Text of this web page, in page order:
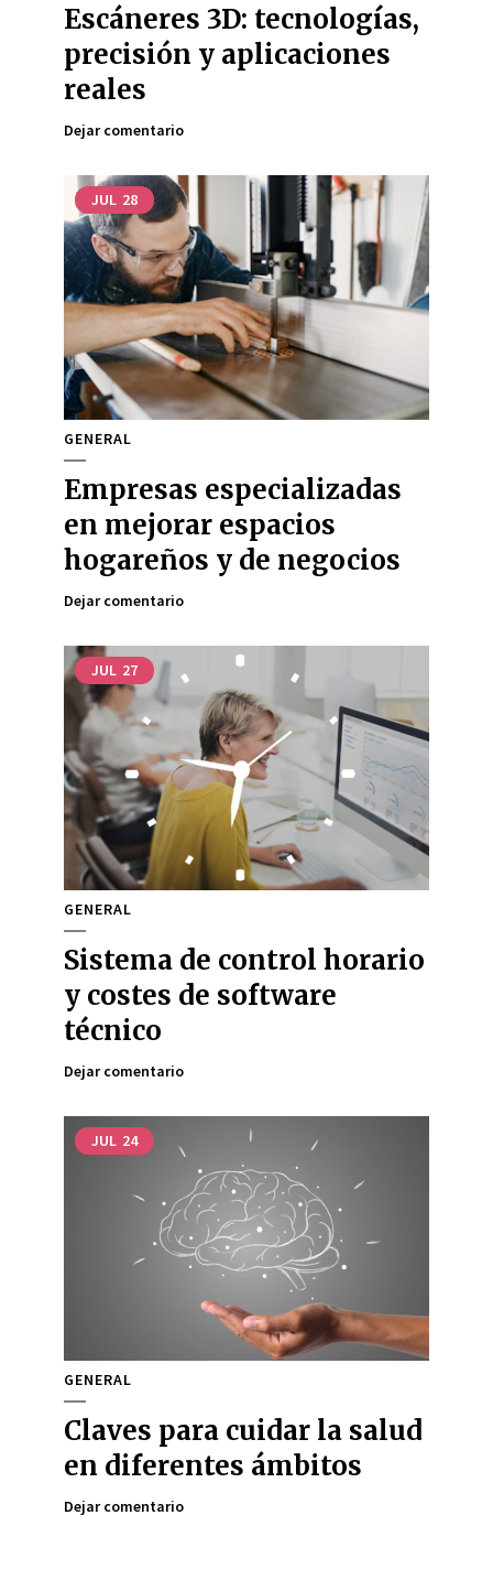
Escáneres 3D: tecnologías,
precisión y aplicaciones
reales
Dejar comentario
JUL 28
GENERAL
Empresas especializadas
en mejorar espacios
hogareños y de negocios
Dejar comentario
JUL 27
GENERAL
Sistema de control horario
y costes de software
técnico
Dejar comentario
JUL 24
GENERAL
Claves para cuidar la salud
en diferentes ámbitos
Dejar comentario